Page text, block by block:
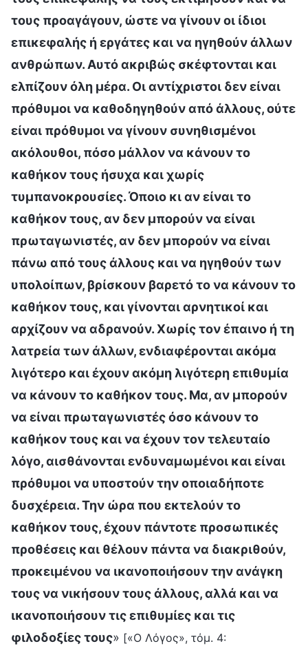
τους προαγάγουν, ώστε να γίνουν οι ίδιοι
επικεφαλής ή εργάτες και να ηγηθούν άλλων
ανθρώπων. Αυτό ακριβώς σκέφτονται και
ελπίζουν όλη μέρα. Οι αντίχριστοι δεν είναι
πρόθυμοι να καθοδηγηθούν από άλλους, ούτε
είναι πρόθυμοι να γίνουν συνηθισμένοι
ακόλουθοι, πόσο μάλλον να κάνουν το
καθήκον τους ήσυχα και χωρίς
τυμπανοκρουσίες. Όποιο κι αν είναι το
καθήκον τους, αν δεν μπορούν να είναι
πρωταγωνιστές, αν δεν μπορούν να είναι
πάνω από τους άλλους και να ηγηθούν των
υπολοίπων, βρίσκουν βαρετό το να κάνουν το
καθήκον τους, και γίνονται αρνητικοί και
αρχίζουν να αδρανούν. Χωρίς τον έπαινο ή τη
λατρεία των άλλων, ενδιαφέρονται ακόμα
λιγότερο και έχουν ακόμη λιγότερη επιθυμία
να κάνουν το καθήκον τους. Μα, αν μπορούν
να είναι πρωταγωνιστές όσο κάνουν το
καθήκον τους και να έχουν τον τελευταίο
λόγο, αισθάνονται ενδυναμωμένοι και είναι
πρόθυμοι να υποστούν την οποιαδήποτε
δυσχέρεια. Την ώρα που εκτελούν το
καθήκον τους, έχουν πάντοτε προσωπικές
προθέσεις και θέλουν πάντα να διακριθούν,
προκειμένου να ικανοποιήσουν την ανάγκη
τους να νικήσουν τους άλλους, αλλά και να
ικανοποιήσουν τις επιθυμίες και τις
φιλοδοξίες τους» [«Ο Λόγος», τόμ. 4: